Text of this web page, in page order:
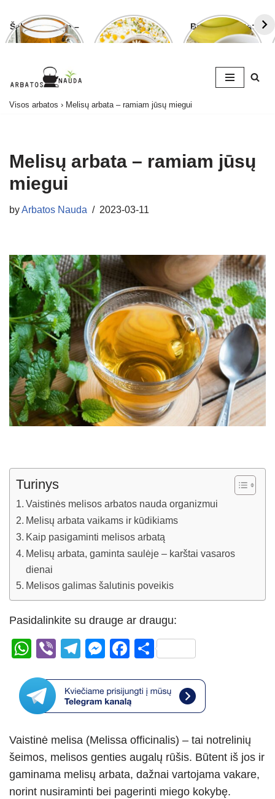
Šalavijo arbata –
ligoms gydyti ir
Ramunėlių
arbata pagelbės
Bananų arbata:
kuo ji naudinga
to
Visos arbatos › Melisų arbata – ramiam jūsų miegui
Melisų arbata – ramiam jūsų
miegui
byArbatos Nauda 2023-03-11
Turinys
Vaistinės melisos arbatos nauda organizmui
Melisų arbata vaikams ir kūdikiams
Kaip pasigaminti melisos arbatą
Melisų arbata, gaminta saulėje – karštai vasaros
dienai
Melisos galimas šalutinis poveikis
Pasidalinkite su drauge ar draugu:
W
at
s
p
p
Vi
er
T
e
gr
m
M
ss
e
g
er
F
c
e
o
o
k
S
ar
e
Vaistinė melisa (Melissa officinalis) – tai notrelinių
šeimos, melisos genties augalų rūšis. Būtent iš jos ir
gaminama melisų arbata, dažnai vartojama vakare,
norint nusiraminti bei pagerinti miego kokybę.